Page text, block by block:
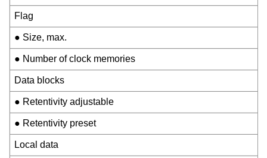
Flag
● Size, max.
● Number of clock memories
Data blocks
● Retentivity adjustable
● Retentivity preset
Local data